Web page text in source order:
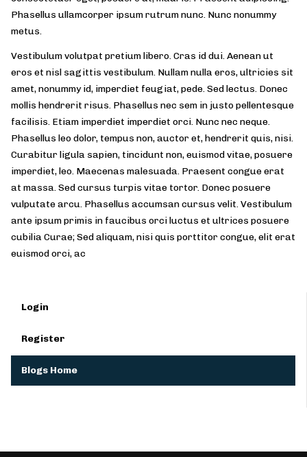
Phasellus ullamcorper ipsum rutrum nunc. Nunc nonummy
metus.
Vestibulum volutpat pretium libero. Cras id dui. Aenean ut
eros et nisl sagittis vestibulum. Nullam nulla eros, ultricies sit
amet, nonummy id, imperdiet feugiat, pede. Sed lectus. Donec
mollis hendrerit risus. Phasellus nec sem in justo pellentesque
facilisis. Etiam imperdiet imperdiet orci. Nunc nec neque.
Phasellus leo dolor, tempus non, auctor et, hendrerit quis, nisi.
Curabitur ligula sapien, tincidunt non, euismod vitae, posuere
imperdiet, leo. Maecenas malesuada. Praesent congue erat
at massa. Sed cursus turpis vitae tortor. Donec posuere
vulputate arcu. Phasellus accumsan cursus velit. Vestibulum
ante ipsum primis in faucibus orci luctus et ultrices posuere
cubilia Curae; Sed aliquam, nisi quis porttitor congue, elit erat
euismod orci, ac
Login
Register
Blogs Home